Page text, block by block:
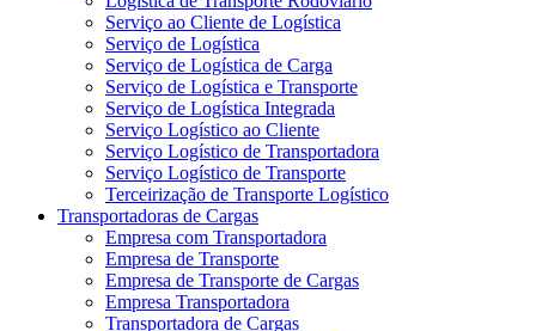
Serviço ao Cliente de Logística
Serviço de Logística
Serviço de Logística de Carga
Serviço de Logística e Transporte
Serviço de Logística Integrada
Serviço Logístico ao Cliente
Serviço Logístico de Transportadora
Serviço Logístico de Transporte
Terceirização de Transporte Logístico
Transportadoras de Cargas
Empresa com Transportadora
Empresa de Transporte
Empresa de Transporte de Cargas
Empresa Transportadora
Transportadora de Cargas